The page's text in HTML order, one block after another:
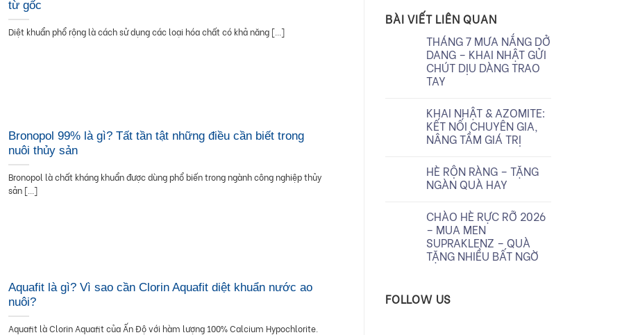
từ gốc
Diệt khuẩn phổ rộng là cách sử dụng các loại hóa chất có khả năng [...]
Bronopol 99% là gì? Tất tần tật những điều cần biết trong
nuôi thủy sản
Bronopol là chất kháng khuẩn được dùng phổ biến trong ngành công nghiệp thủy
sản [...]
Aquafit là gì? Vì sao cần Clorin Aquafit diệt khuẩn nước ao
nuôi?
Aquafit là Clorin Aquafit của Ấn Độ với hàm lượng 100% Calcium Hypochlorite.
BÀI VIẾT LIÊN QUAN
THÁNG 7 MƯA NẮNG DỞ
DANG – KHAI NHẬT GỬI
CHÚT DỊU DÀNG TRAO
TAY
KHAI NHẬT & AZOMITE:
KẾT NỐI CHUYÊN GIA,
NÂNG TẦM GIÁ TRỊ
HÈ RỘN RÀNG – TẶNG
NGÀN QUÀ HAY
CHÀO HÈ RỰC RỠ 2026
– MUA MEN
SUPRAKLENZ – QUÀ
TẶNG NHIỀU BẤT NGỜ
FOLLOW US